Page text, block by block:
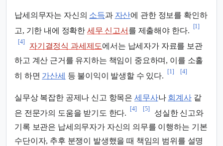
납세의무자는 자신의 소득과 자산에 관한 정보를 확인하
고, 기한 내에 정확한 세무 신고서 를 제출해야 한다.
[1]
[4]
자기결정식 과세제도에서는 납세자가 자료를 보관
하고 계산 근거를 유지하는 책임이 중요하며, 이를 소홀
히 하면 가산세 등 불이익이 발생할 수 있다.
[1] [4]
실무상 복잡한 공제나 신고 항목은 세무사나 회계사같
은 전문가의 도움을 받기도 한다.
[4] [5]
성실한 신고와
기록 보관은 납세의무자가 자신의 의무를 이행하는 기본
수단이자, 추후 분쟁이 발생했을 때 책임의 범위를 설명